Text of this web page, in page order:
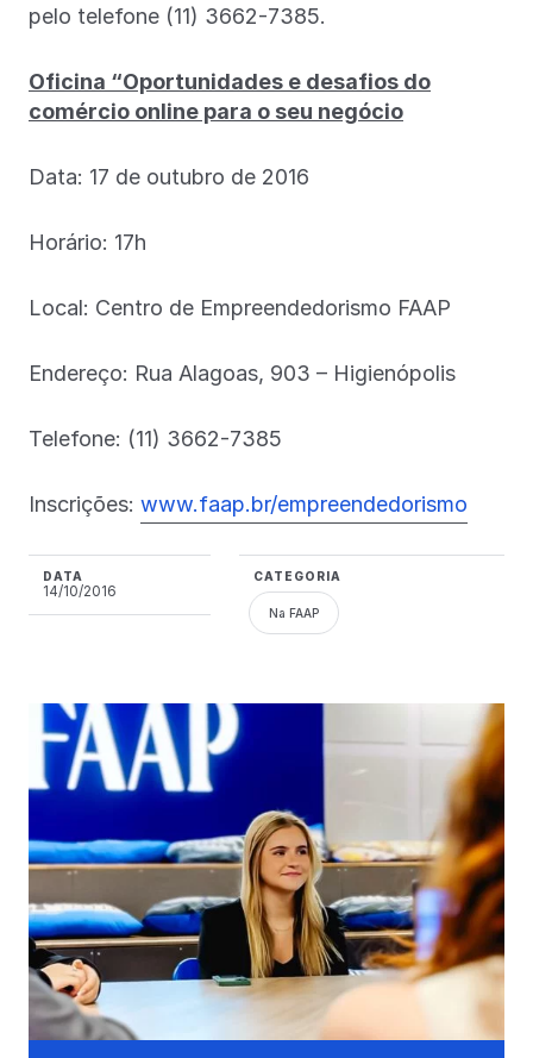
pelo telefone (11) 3662-7385.
Oficina “Oportunidades e desafios do
comércio online para o seu negócio
Data: 17 de outubro de 2016
Horário: 17h
Local: Centro de Empreendedorismo FAAP
Endereço: Rua Alagoas, 903 – Higienópolis
Telefone: (11) 3662-7385
Inscrições: www.faap.br/empreendedorismo
DATA
14/10/2016
CATEGORIA
Na FAAP